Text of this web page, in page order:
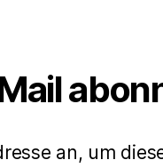
an, um